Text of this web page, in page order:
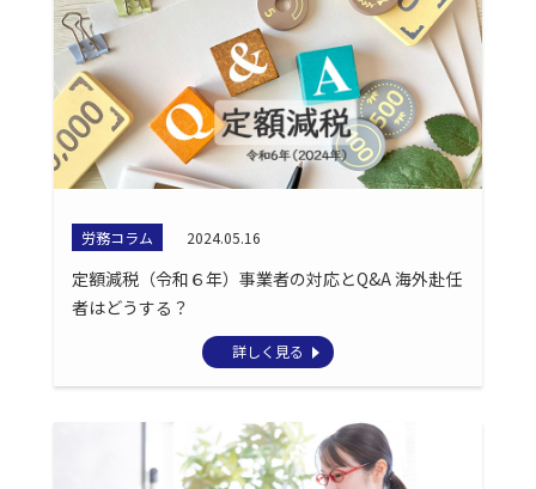
労務コラム 2024.05.16
定額減税（令和６年）事業者の対応とQ&A 海外赴任
者はどうする？
詳しく見る